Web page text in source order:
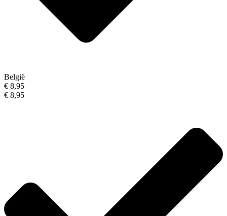
België
€ 8,95
€ 8,95